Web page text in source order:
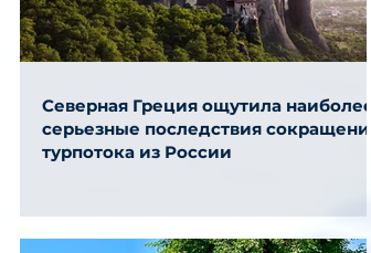
Северная Греция ощутила наиболее
серьезные последствия сокращения
турпотока из России